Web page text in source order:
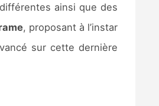
ainsi que des
, proposant à l’instar
sur cette dernière